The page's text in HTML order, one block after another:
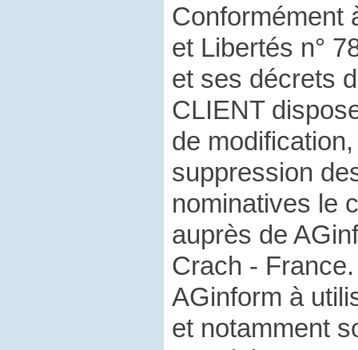
Conformément
et Libertés n°
et ses décrets
CLIENT
de
suppression
nominatives le
auprès de
Crach -
AGinform à
et notamment